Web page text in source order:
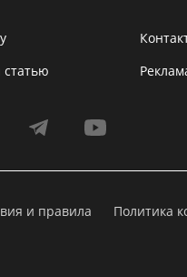
и правила Политика